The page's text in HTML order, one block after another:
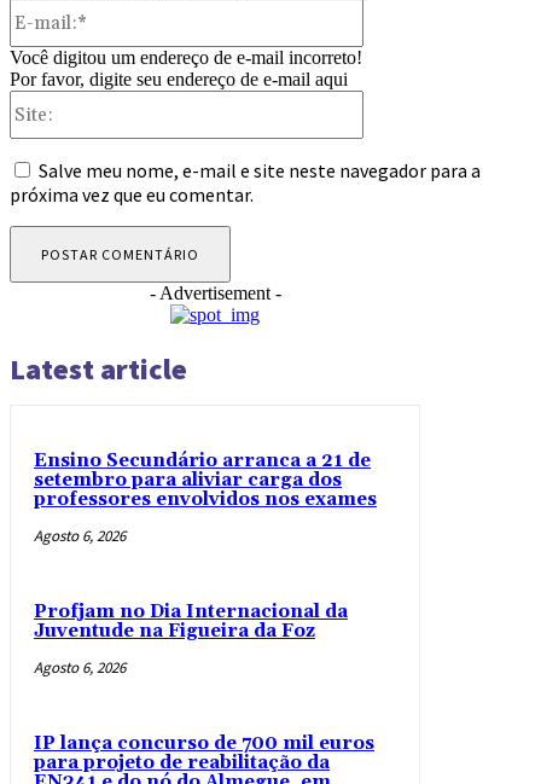
Você digitou um endereço de e-mail incorreto!
Por favor, digite seu endereço de e-mail aqui
Salve meu nome, e-mail e site neste navegador para a
próxima vez que eu comentar.
- Advertisement -
Latest article
Ensino Secundário arranca a 21 de
setembro para aliviar carga dos
professores envolvidos nos exames
Agosto 6, 2026
Profjam no Dia Internacional da
Juventude na Figueira da Foz
Agosto 6, 2026
IP lança concurso de 700 mil euros
para projeto de reabilitação da